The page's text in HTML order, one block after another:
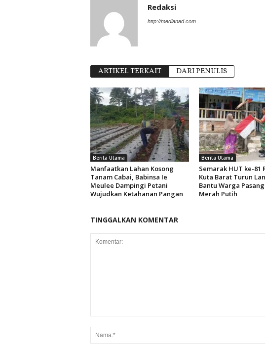
Redaksi
http://medianad.com
ARTIKEL TERKAIT DARI PENULIS
Berita Utama
Manfaatkan Lahan Kosong
Tanam Cabai, Babinsa Ie
Meulee Dampingi Petani
Wujudkan Ketahanan Pangan
Berita Utama
Semarak HUT ke-81
Kuta Barat Turun
Bantu Warga
Merah Putih
TINGGALKAN KOMENTAR